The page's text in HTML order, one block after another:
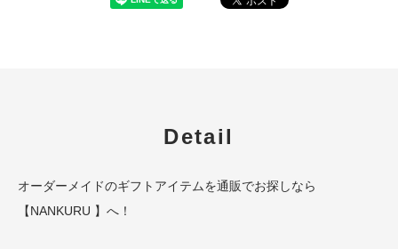
Detail
オーダーメイドのギフトアイテムを通販でお探しなら
【NANKURU 】へ！